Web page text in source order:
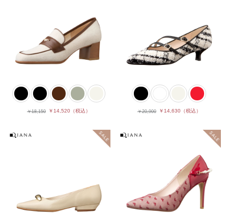
￥18,150 ￥14,520 （税込） ￥20,900 ￥14,630（税込）